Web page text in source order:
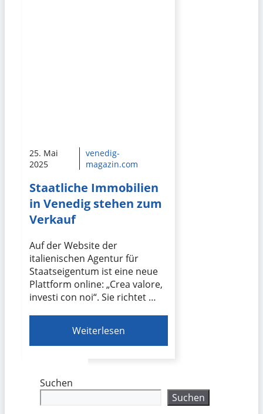
25. Mai
2025
venedig-
magazin.com
Staatliche Immobilien
in Venedig stehen zum
Verkauf
Auf der Website der
italienischen Agentur für
Staatseigentum ist eine neue
Plattform online: „Crea valore,
investi con noi“. Sie richtet …
Weiterlesen
Suchen
Suchen